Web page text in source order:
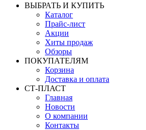
ВЫБРАТЬ И КУПИТЬ
Каталог
Прайс-лист
Акции
Хиты продаж
Обзоры
ПОКУПАТЕЛЯМ
Корзина
Доставка и оплата
СТ-ПЛАСТ
Главная
Новости
О компании
Контакты